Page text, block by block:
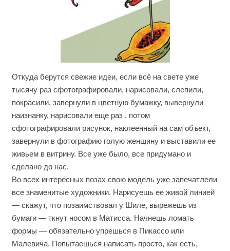
Откуда берутся свежие идеи, если всё на свете уже
тысячу раз сфотографировали, нарисовали, слепили,
покрасили, завернули в цветную бумажку, вывернули
наизнанку, нарисовали еще раз , потом
сфотографировали рисунок, наклеенный на сам объект,
завернули в фотографию голую женщину и выставили ее
живьем в витрину. Все уже было, все придумано и
сделано до нас.
Во всех интересных позах свою модель уже запечатлели
все знаменитые художники. Нарисуешь ее живой линией
— скажут, что позаимствовал у Шиле, вырежешь из
бумаги — ткнут носом в Матисса. Начнешь ломать
формы — обязательно упрешься в Пикассо или
Малевича. Попытаешься написать просто, как есть,